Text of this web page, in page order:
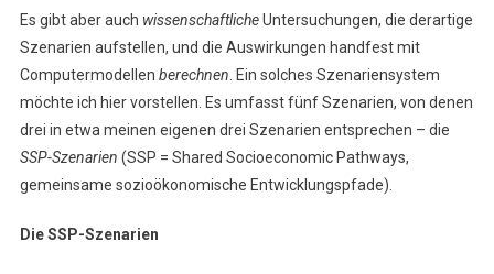
Es gibt aber auch wissenschaftlicheUntersuchungen, die derartige
Szenarien aufstellen, und die Auswirkungen handfest mit
Computermodellen berechnen . Ein solches Szenariensystem
möchte ich hier vorstellen. Es umfasst fünf Szenarien, von denen
drei in etwa meinen eigenen drei Szenarien entsprechen – die
SSP-Szenarien (SSP = Shared Socioeconomic Pathways,
gemeinsame sozioökonomische Entwicklungspfade).
Die SSP-Szenarien